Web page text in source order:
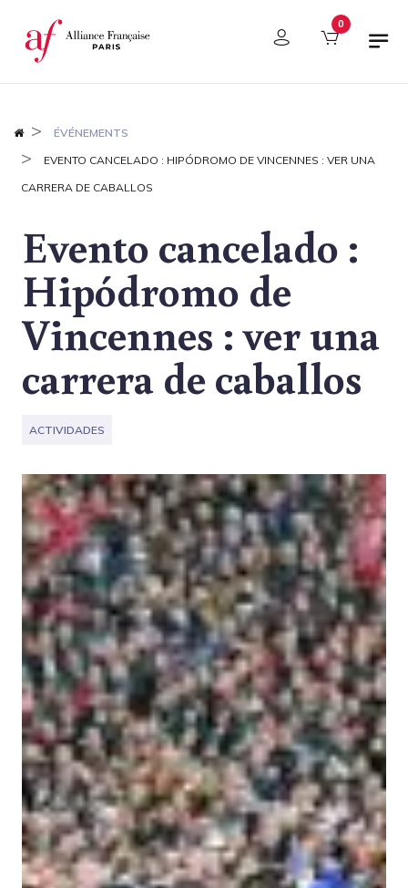
Panel de gestión de cookies 0
ÉVÉNEMENTS
EVENTO CANCELADO : HIPÓDROMO DE VINCENNES : VER UNA
CARRERA DE CABALLOS
Evento cancelado :
Hipódromo de
Vincennes : ver una
carrera de caballos
ACTIVIDADES